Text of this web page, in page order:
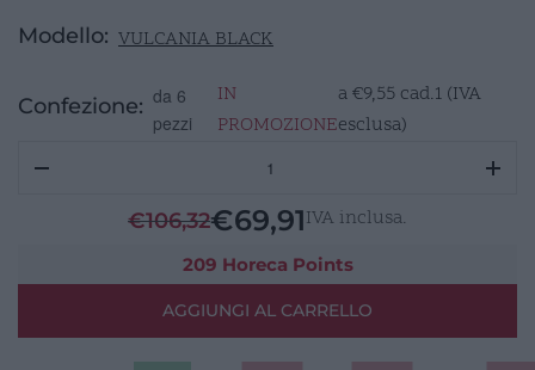
Modello: VULCANIA BLACK
Confezione: da 6
pezzi
IN
PROMOZIONE
a€9,55cad.1 (IVA
esclusa)
quantità
€106,32€69,91IVA inclusa.
209 Horeca Points
AGGIUNGI AL CARRELLO